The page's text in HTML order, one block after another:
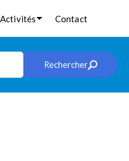
Activités Contact
Rechercher